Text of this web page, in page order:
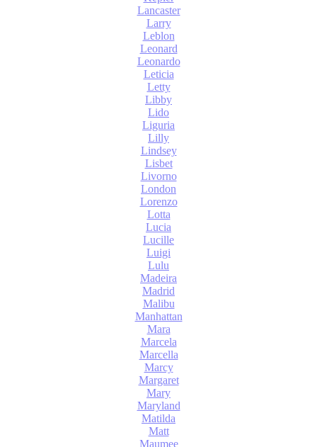
Lancaster
Larry
Leblon
Leonard
Leonardo
Leticia
Letty
Libby
Lido
Liguria
Lilly
Lindsey
Lisbet
Livorno
London
Lorenzo
Lotta
Lucia
Lucille
Luigi
Lulu
Madeira
Madrid
Malibu
Manhattan
Mara
Marcela
Marcella
Marcy
Margaret
Mary
Maryland
Matilda
Matt
Maumee